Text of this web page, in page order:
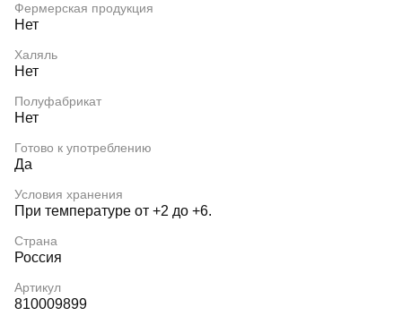
Фермерская продукция
Нет
Халяль
Нет
Полуфабрикат
Нет
Готово к употреблению
Да
Условия хранения
При температуре от +2 до +6.
Страна
Россия
Артикул
810009899